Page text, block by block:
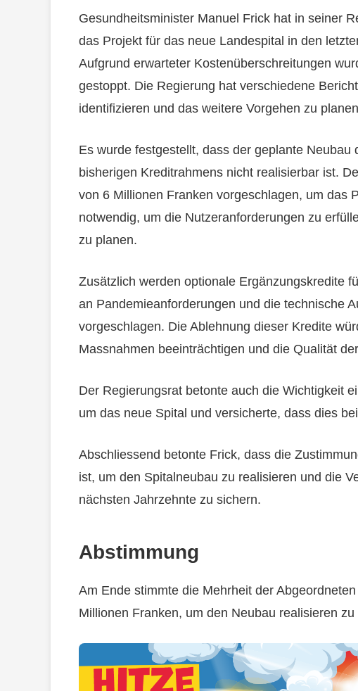
Gesundheitsminister Manuel Frick hat in seiner
das Projekt für das neue Landespital in den
Aufgrund erwarteter Kostenüberschreitungen
gestoppt. Die Regierung hat verschiedene
identifizieren und das weitere Vorgehen zu
Es wurde festgestellt, dass der geplante Neubau
bisherigen Kreditrahmens nicht realisierbar ist.
von 6 Millionen Franken vorgeschlagen, um das
notwendig, um die Nutzeranforderungen zu
zu planen.
Zusätzlich werden optionale Ergänzungskredite
an Pandemieanforderungen und die technische
vorgeschlagen. Die Ablehnung dieser Kredite
Massnahmen beeinträchtigen und die Qualität
Der Regierungsrat betonte auch die Wichtigkeit
um das neue Spital und versicherte, dass dies
Abschliessend betonte Frick, dass die
ist, um den Spitalneubau zu realisieren und die
nächsten Jahrzehnte zu sichern.
Abstimmung
Am Ende stimmte die Mehrheit der
Millionen Franken, um den Neubau realisieren zu